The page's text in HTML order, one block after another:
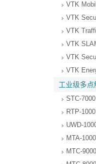
VTK
VTK
VTK
VTK
VTK
VTK
工业级多
STC-7000
RTP-1000
UWD-
MTA-
MTC-